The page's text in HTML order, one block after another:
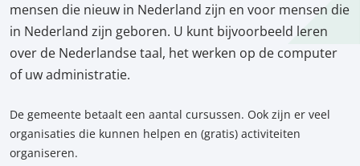
mensen die nieuw in Nederland zijn en voor mensen die
in Nederland zijn geboren. U kunt bijvoorbeeld leren
over de Nederlandse taal, het werken op de computer
of uw administratie.
De gemeente betaalt een aantal cursussen. Ook zijn er veel
organisaties die kunnen helpen en (gratis) activiteiten
organiseren.